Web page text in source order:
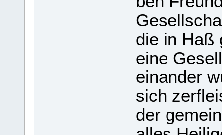
die in Haß
eine
ein­an­der
sich
der